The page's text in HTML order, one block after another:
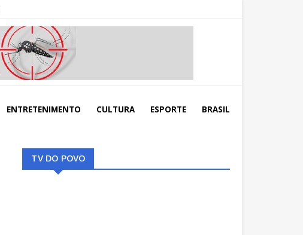
ENTRETENIMENTO CULTURA ESPORTE BRASIL
TV DO POVO